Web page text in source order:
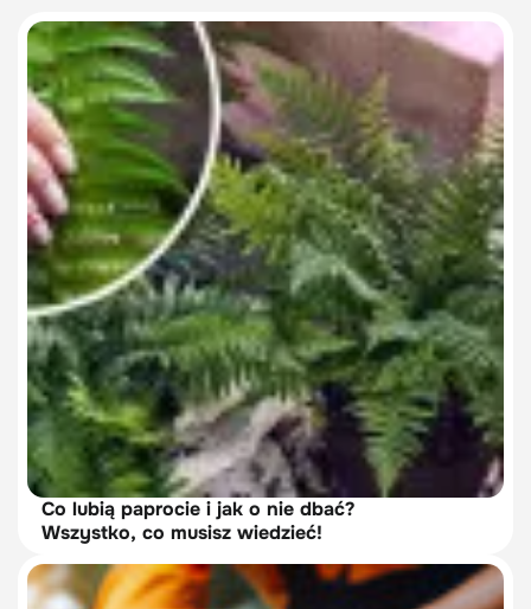
Co lubią paprocie i jak o nie dbać?
Wszystko, co musisz wiedzieć!